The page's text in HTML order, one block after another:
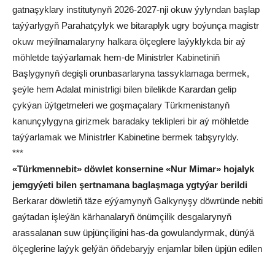
gatnaşyklary institutynyň 2026-2027-nji okuw ýylyndan başlap
taýýarlygyň Parahatçylyk we bitaraplyk ugry boýunça magistr
okuw meýilnamalaryny halkara ölçeglere laýyklykda bir aý
möhletde taýýarlamak hem-de Ministrler Kabinetiniň
Başlygynyň degişli orunbasarlaryna tassyklamaga bermek,
şeýle hem Adalat ministrligi bilen bilelikde Karardan gelip
çykýan üýtgetmeleri we goşmaçalary Türkmenistanyň
kanunçylygyna girizmek baradaky teklipleri bir aý möhletde
taýýarlamak we Ministrler Kabinetine bermek tabşyryldy.
***
«Türkmennebit» döwlet konsernine «Nur Mimar» hojalyk
jemgyýeti bilen şertnamana baglaşmaga ygtyýar berildi
Berkarar döwletiň täze eýýamynyň Galkynyşy döwründe nebiti
gaýtadan işleýän kärhanalaryň önümçilik desgalarynyň
arassalanan suw üpjünçiligini has-da gowulandyrmak, dünýä
ölçeglerine laýyk gelýän öňdebaryjy enjamlar bilen üpjün edilen